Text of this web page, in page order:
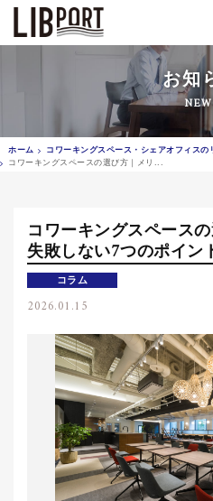
LIBPORT リ
お知
ホーム
コワーキングスペース・シェアオフィスの
コワーキングスペースの選び方｜メリ...
コワーキングスペース
失敗しない7つのポイン
コラム
2026.01.15